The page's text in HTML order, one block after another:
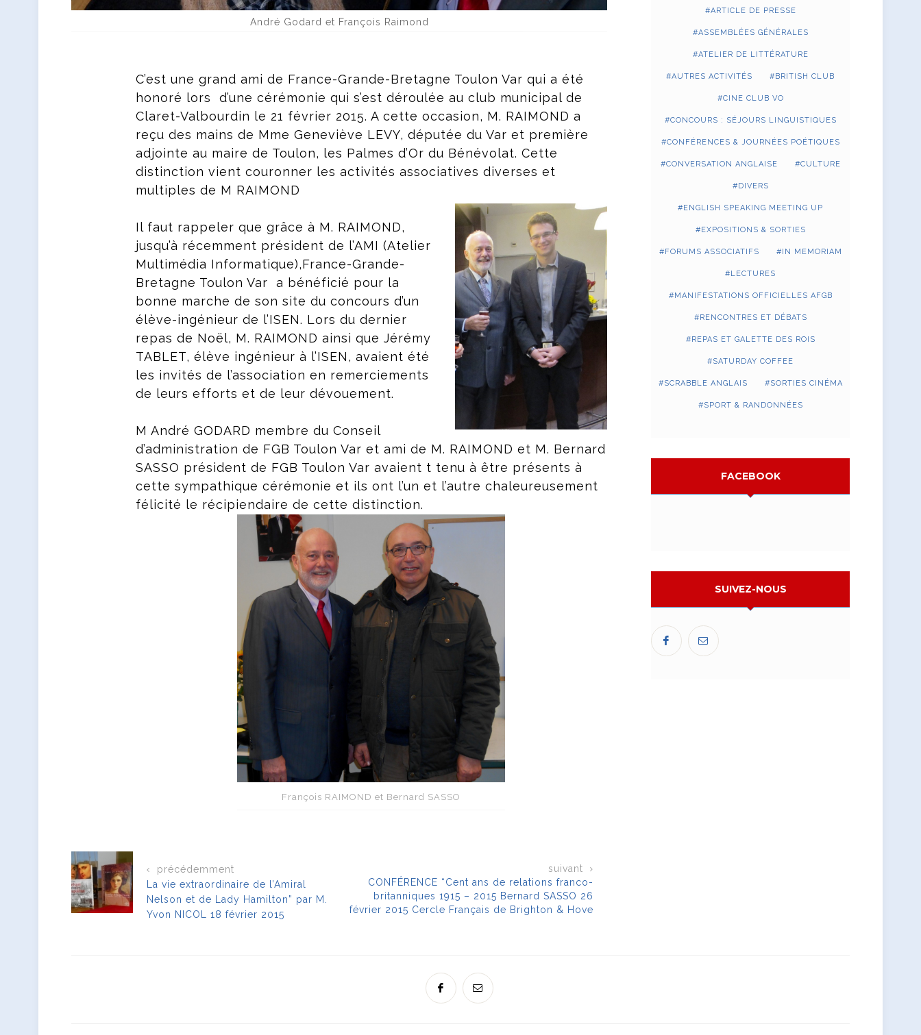
André Godard et François Raimond
C’est une grand ami de France-Grande-Bretagne Toulon Var qui a été
honoré lors d’une cérémonie qui s’est déroulée au club municipal de
Claret-Valbourdin le 21 février 2015. A cette occasion, M. RAIMOND a
reçu des mains de Mme Geneviève LEVY, députée du Var et première
adjointe au maire de Toulon, les Palmes d’Or du Bénévolat. Cette
distinction vient couronner les activités associatives diverses et
multiples de M RAIMOND
Il faut rappeler que grâce à M. RAIMOND,
jusqu’à récemment président de l’AMI (Atelier
Multimédia Informatique),France-Grande-
Bretagne Toulon Var a bénéficié pour la
bonne marche de son site du concours d’un
élève-ingénieur de l’ISEN. Lors du dernier
repas de Noël, M. RAIMOND ainsi que Jérémy
TABLET, élève ingénieur à l’ISEN, avaient été
les invités de l’association en remerciements
de leurs efforts et de leur dévouement.
M André GODARD membre du Conseil
d’administration de FGB Toulon Var et ami de M. RAIMOND et M. Bernard
SASSO président de FGB Toulon Var avaient t tenu à être présents à
cette sympathique cérémonie et ils ont l’un et l’autre chaleureusement
félicité le récipiendaire de cette distinction.
François RAIMOND et Bernard SASSO
précédemment
La vie extraordinaire de l’Amiral
Nelson et de Lady Hamilton” par M.
Yvon NICOL 18 février 2015
suivant
CONFÉRENCE “Cent ans de relations franco-
britanniques 1915 – 2015 Bernard SASSO 26
février 2015 Cercle Français de Brighton & Hove
ARTICLE DE PRESSE
ASSEMBLÉES GÉNÉRALES
ATELIER DE LITTÉRATURE
AUTRES ACTIVITÉS BRITISH CLUB
CINE CLUB VO
CONCOURS : SÉJOURS LINGUISTIQUES
CONFÉRENCES & JOURNÉES POÉTIQUES
CONVERSATION ANGLAISE CULTURE
DIVERS
ENGLISH SPEAKING MEETING UP
EXPOSITIONS & SORTIES
FORUMS ASSOCIATIFS IN MEMORIAM
LECTURES
MANIFESTATIONS OFFICIELLES AFGB
RENCONTRES ET DÉBATS
REPAS ET GALETTE DES ROIS
SATURDAY COFFEE
SCRABBLE ANGLAIS SORTIES CINÉMA
SPORT & RANDONNÉES
FACEBOOK
SUIVEZ-NOUS